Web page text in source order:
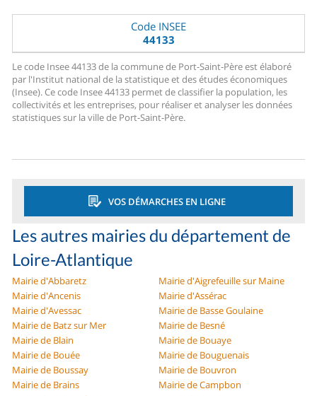
Code INSEE
44133
Le code Insee 44133 de la commune de Port-Saint-Père est élaboré
par l'Institut national de la statistique et des études économiques
(Insee). Ce code Insee 44133 permet de classifier la population, les
collectivités et les entreprises, pour réaliser et analyser les données
statistiques sur la ville de Port-Saint-Père.
VOS DÉMARCHES EN LIGNE
Les autres mairies du département de
Loire-Atlantique
Mairie d'Abbaretz
Mairie d'Aigrefeuille sur Maine
Mairie d'Ancenis
Mairie d'Assérac
Mairie d'Avessac
Mairie de Basse Goulaine
Mairie de Batz sur Mer
Mairie de Besné
Mairie de Blain
Mairie de Bouaye
Mairie de Bouée
Mairie de Bouguenais
Mairie de Boussay
Mairie de Bouvron
Mairie de Brains
Mairie de Campbon